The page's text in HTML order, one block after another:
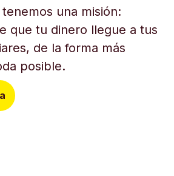
una misión:
que tu dinero llegue a tus
de la forma más
posible.